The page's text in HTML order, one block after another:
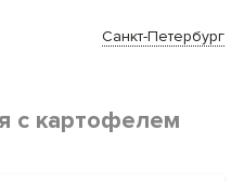
Санкт-Петербург
с картофелем